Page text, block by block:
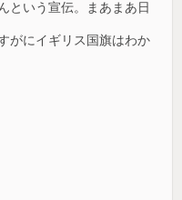
という宣伝。まあまあ日
がにイギリス国旗はわか